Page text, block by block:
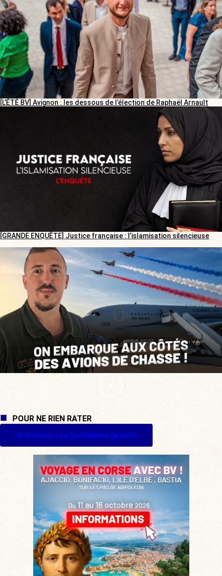
[L’ÉTÉ BV] Avignon : les dessous de l’élection de Raphaël Arnault
[GRANDE ENQUÊTE] Justice française : l’islamisation silencieuse
POUR NE RIEN RATER
Je m'inscris à La Quotidienne (gratuit)